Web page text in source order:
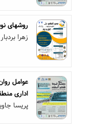
روشهای
زهرا
عوامل
اداری
پریسا